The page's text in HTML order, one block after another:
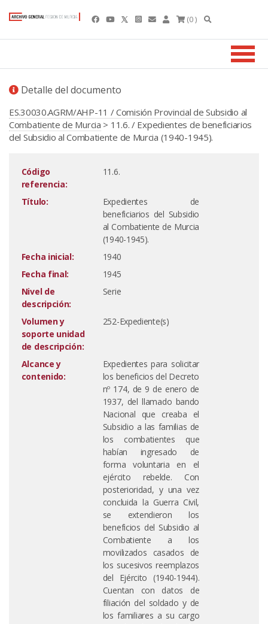
(0 )
Detalle del documento
ES.30030.AGRM/AHP-11 / Comisión Provincial de Subsidio al
Combatiente de Murcia > 11.6. / Expedientes de beneficiarios
del Subsidio al Combatiente de Murcia (1940-1945).
Código
referencia:
11.6.
Título:
Expedientes de
beneficiarios del Subsidio
al Combatiente de Murcia
(1940-1945).
Fecha inicial:
1940
Fecha final:
1945
Nivel de
descripción:
Serie
Volumen y
soporte unidad
de descripción:
252-Expediente(s)
Alcance y
contenido:
Expedientes para solicitar
los beneficios del Decreto
nº 174, de 9 de enero de
1937, del llamado bando
Nacional que creaba el
Subsidio a las familias de
los combatientes que
habían ingresado de
forma voluntaria en el
ejército rebelde. Con
posterioridad, y una vez
concluida la Guerra Civil,
se extendieron los
beneficios del Subsidio al
Combatiente a los
movilizados casados de
los sucesivos reemplazos
del Ejército (1940-1944).
Cuentan con datos de
filiación del soldado y de
los familiares a su cargo